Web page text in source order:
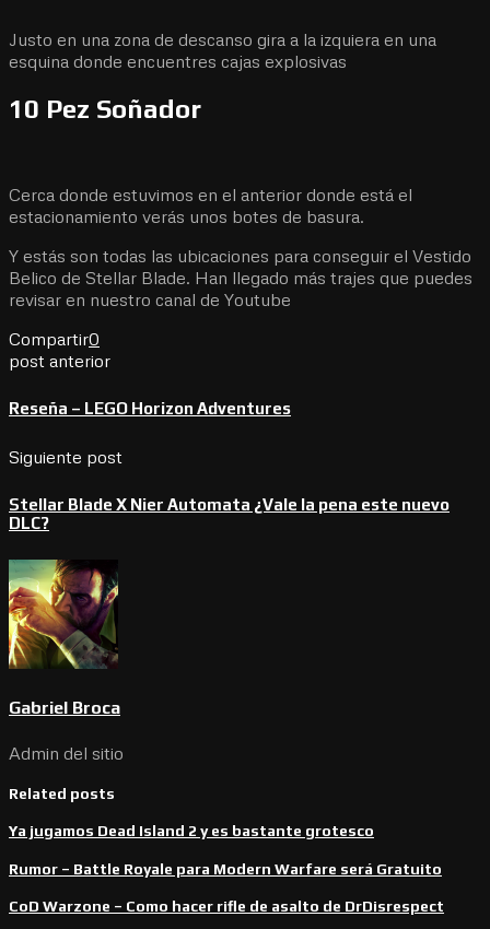
Justo en una zona de descanso gira a la izquiera en una
esquina donde encuentres cajas explosivas
10 Pez Soñador
Cerca donde estuvimos en el anterior donde está el
estacionamiento verás unos botes de basura.
Y estás son todas las ubicaciones para conseguir el Vestido
Belico de Stellar Blade. Han llegado más trajes que puedes
revisar en nuestro canal de Youtube
Compartir0
post anterior
Reseña – LEGO Horizon Adventures
Siguiente post
Stellar Blade X Nier Automata ¿Vale la pena este nuevo
DLC?
Gabriel Broca
Admin del sitio
Related posts
Ya jugamos Dead Island 2 y es bastante grotesco
Rumor – Battle Royale para Modern Warfare será Gratuito
CoD Warzone – Como hacer rifle de asalto de DrDisrespect